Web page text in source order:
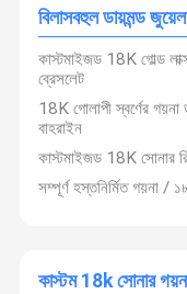
আমাদের সাথে
যোগাযোগ করুন
১৮ কার্ট সোনার ডায়মন্ডের
১৮ কার্ট সোনার ডায়মন্ড
বিলাসবহুল ডায়মন্ড
কাস্টমাইজড 18K গোল্ড
ব্রেসলেট
18K গোলাপী স্বর্ণের গয়না
বাহরাইন
কাস্টমাইজড 18K সোনার রিং
সম্পূর্ণ হস্তনির্মিত গয়না /
কাস্টম 18k সোনার
পারে।
2দক্ষতাঃ সর্বনিম্ন ২১ বছরের
২০ থেকে ২৫ শতাংশ) রাখা।
ন্যানো লেপ, মাইক্রো সেটিং,
বিদেশ থেকে বার্ষিক প্রশিক্ষণ
এবং সমৃদ্ধ করার জন্য নতুন
প্রশিক্ষণ.